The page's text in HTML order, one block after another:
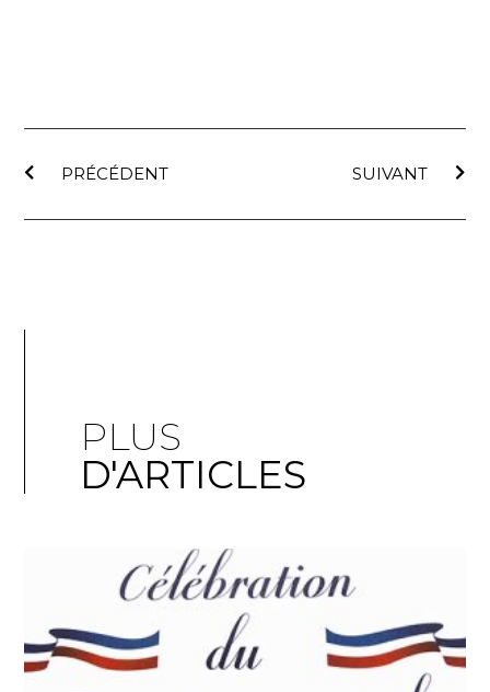
PRÉCÉDENT SUIVANT
PLUS
D'ARTICLES